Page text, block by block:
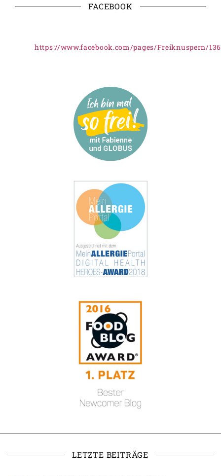
FACEBOOK
https://www.facebook.com/pages/Freiknuspern/
LETZTE BEITRÄGE